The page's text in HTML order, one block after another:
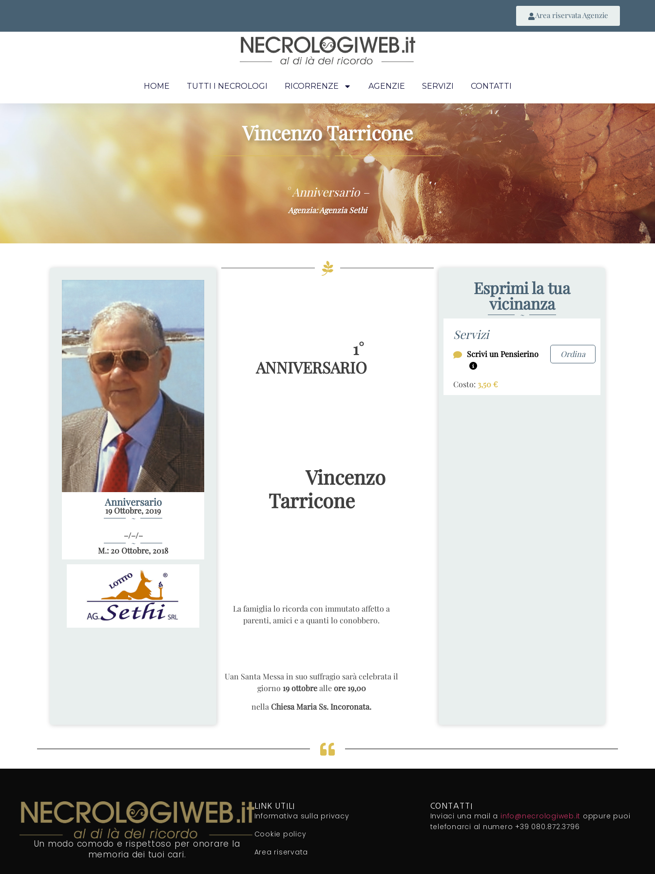
Area riservata Agenzie
HOME TUTTI I NECROLOGI RICORRENZE AGENZIE SERVIZI CONTATTI
Vincenzo Tarricone
~
° Anniversario –
Agenzia: Agenzia Sethi
Anniversario
19 Ottobre, 2019
~
–/–/–
~
M.: 20 Ottobre, 2018
1°
ANNIVERSARIO
Vincenzo
Tarricone
La famiglia lo ricorda con immutato affetto a
parenti, amici e a quanti lo conobbero.
Uan Santa Messa in suo suffragio sarà celebrata il
giorno 19 ottobrealleore 19,00
nella Chiesa Maria Ss. Incoronata.
Esprimi la tua
vicinanza
~
Servizi
Scrivi un Pensierino Ordina
Costo: 3,50€
Un modo comodo e rispettoso per onorare la
memoria dei tuoi cari.
LINK UTILI
Informativa sulla privacy
Cookie policy
Area riservata
CONTATTI
Inviaci una mail a info@necrologiweb.it oppure puoi
telefonarci al numero +39 080.872.3796